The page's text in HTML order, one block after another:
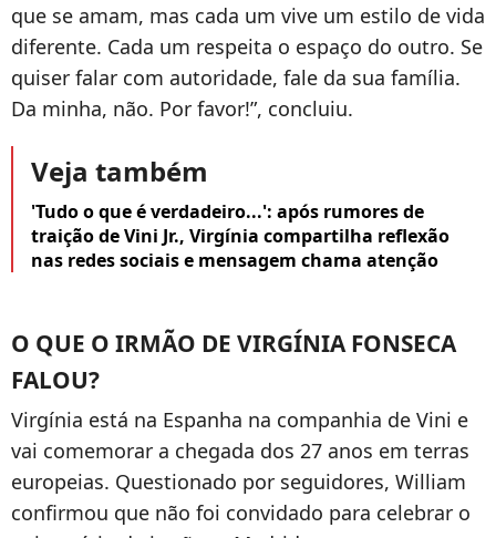
que se amam, mas cada um vive um estilo de vida
diferente. Cada um respeita o espaço do outro. Se
quiser falar com autoridade, fale da sua família.
Da minha, não. Por favor!”, concluiu.
Veja também
'Tudo o que é verdadeiro...': após rumores de
traição de Vini Jr., Virgínia compartilha reflexão
nas redes sociais e mensagem chama atenção
O QUE O IRMÃO DE VIRGÍNIA FONSECA
FALOU?
Virgínia está na Espanha na companhia de Vini e
vai comemorar a chegada dos 27 anos em terras
europeias. Questionado por seguidores, William
confirmou que não foi convidado para celebrar o